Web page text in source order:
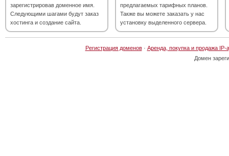
зарегистрировав доменное имя.
Следующими шагами будут заказ
хостинга и создание сайта.
предлагаемых тарифных планов.
Также вы можете заказать у нас
установку выделенного сервера.
Регистрация доменов· Аренда, покупка и продажа IP-
Домен